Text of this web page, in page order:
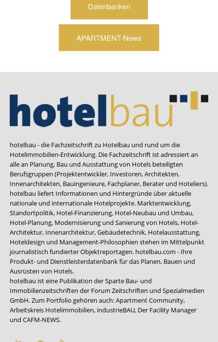
Datenbanken
APARTMENT-News
hotelbau - die Fachzeitschrift zu Hotelbau und rund um die
Hotelimmobilien-Entwicklung. Die Fachzeitschrift ist adressiert an
alle an Planung, Bau und Ausstattung von Hotels beteiligten
Berufsgruppen (Projektentwickler, Investoren, Architekten,
Innenarchitekten, Bauingenieure, Fachplaner, Berater und Hoteliers).
hotelbau liefert Informationen und Hintergründe über aktuelle
nationale und internationale Hotelprojekte. Marktentwicklung,
Standortpolitik, Hotel-Finanzierung, Hotel-Neubau und Umbau,
Hotel-Planung, Modernisierung und Sanierung von Hotels, Hotel-
Architektur, Innenarchitektur, Gebäudetechnik, Hotelausstattung,
Hoteldesign und Management-Philosophien stehen im Mittelpunkt
journalistisch fundierter Objektreportagen. hotelbau.com - Ihre
Produkt- und Dienstleisterdatenbank für das Planen, Bauen und
Ausrüsten von Hotels.
hotelbau ist eine Publikation der Sparte Bau- und
Immobilienzeitschriften der Forum Zeitschriften und Spezialmedien
GmbH. Zum Portfolio gehören auch:Apartment Community,
Arbeitskreis Hotelimmobilien, industrieBAU, Der Facility Manager
und CAFM-NEWS.